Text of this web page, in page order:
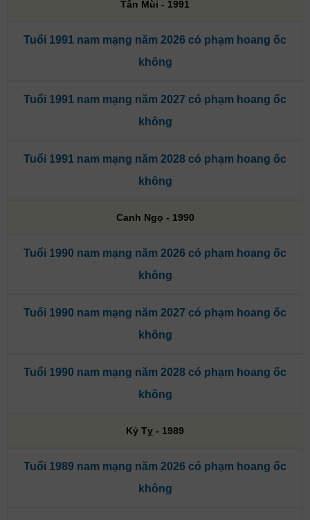
Tân Mùi - 1991
Tuổi 1991 nam mạng năm 2026 có phạm hoang ốc
không
Tuổi 1991 nam mạng năm 2027 có phạm hoang ốc
không
Tuổi 1991 nam mạng năm 2028 có phạm hoang ốc
không
Canh Ngọ - 1990
Tuổi 1990 nam mạng năm 2026 có phạm hoang ốc
không
Tuổi 1990 nam mạng năm 2027 có phạm hoang ốc
không
Tuổi 1990 nam mạng năm 2028 có phạm hoang ốc
không
Kỷ Tỵ - 1989
Tuổi 1989 nam mạng năm 2026 có phạm hoang ốc
không